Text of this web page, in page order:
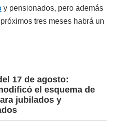
y pensionados, pero además
tres meses habrá un
17 de agosto:
el esquema de
jubilados y